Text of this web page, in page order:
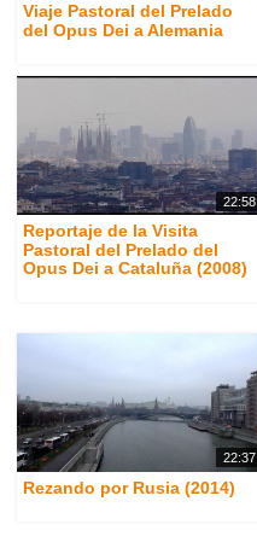
Viaje Pastoral del Prelado
del Opus Dei a Alemania
22:58
Reportaje de la Visita
Pastoral del Prelado del
Opus Dei a Cataluña (2008)
22:37
Rezando por Rusia (2014)